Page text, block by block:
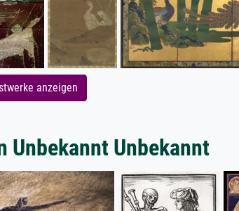
anzeigen
Unbekannt Unbekannt